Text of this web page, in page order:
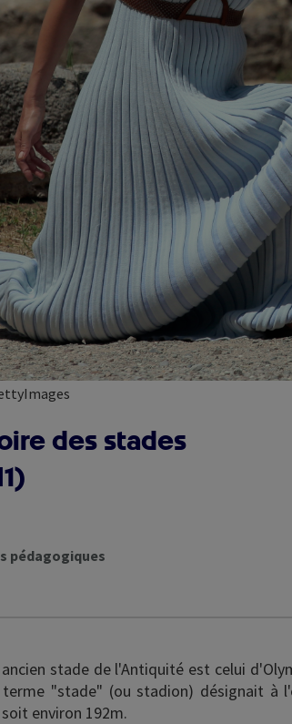
des stades
pédagogiques
ancien stade de l'Antiquité est celui
terme "stade" (ou stadion) désignait à
environ 192m.